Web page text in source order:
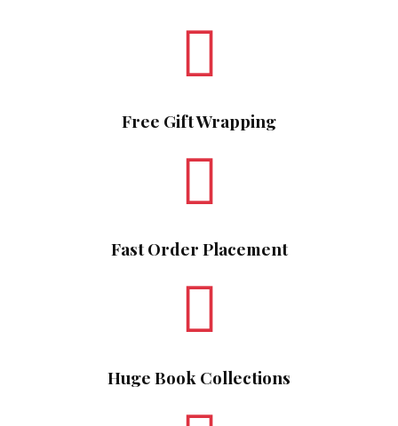
Free Gift Wrapping
Fast Order Placement
Huge Book Collections